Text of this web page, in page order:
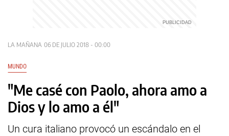
LA MAÑANA 06 DE JULIO 2018 - 00:00
MUNDO
"Me casé con Paolo, ahora amo a
Dios y lo amo a él"
Un cura italiano provocó un escándalo en el